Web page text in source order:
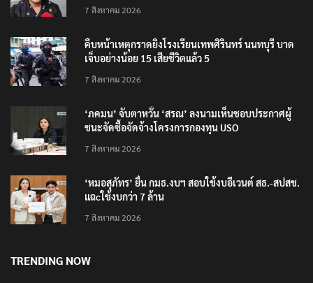
7 สิงหาคม 2026
คืบหน้าเหตุกราดยิงโรงเรียนเทพศิรินทร์ นนทบุรี บาด
เจ็บอย่างน้อย 15 เสียชีวิตแล้ว 5
7 สิงหาคม 2026
‘ภคมน’ จับตาหวั่น ‘สรณ’ ลงนามเห็นชอบประกาศผู้
ชนะจัดซื้อจัดจ้างโครงการกองทุน USO
7 สิงหาคม 2026
‘หมอสุภัทร’ ยื่น กมธ.งบฯ สอบใช้งบอีเวนต์ สธ.-สปสช.
แฉcใช้งบกว่า 7 ล้าน
7 สิงหาคม 2026
TRENDING NOW